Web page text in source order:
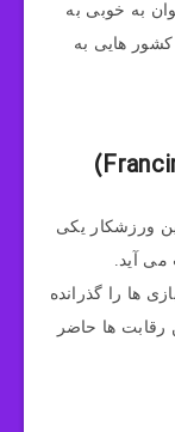
به خوبی به
هایی به
ورزشکار یکی
می آید.
ها را گذرانده
رقابت ها حاضر